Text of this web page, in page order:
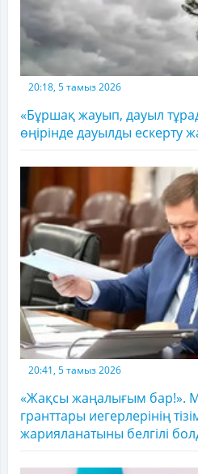
20:18, 5 тамыз 2026
«Бұршақ жауып, дауыл
өңірінде дауылды ескерту
20:41, 5 тамыз 2026
«Жақсы жаңалығым бар!».
гранттары иегерлерінің
жарияланатыны белгілі